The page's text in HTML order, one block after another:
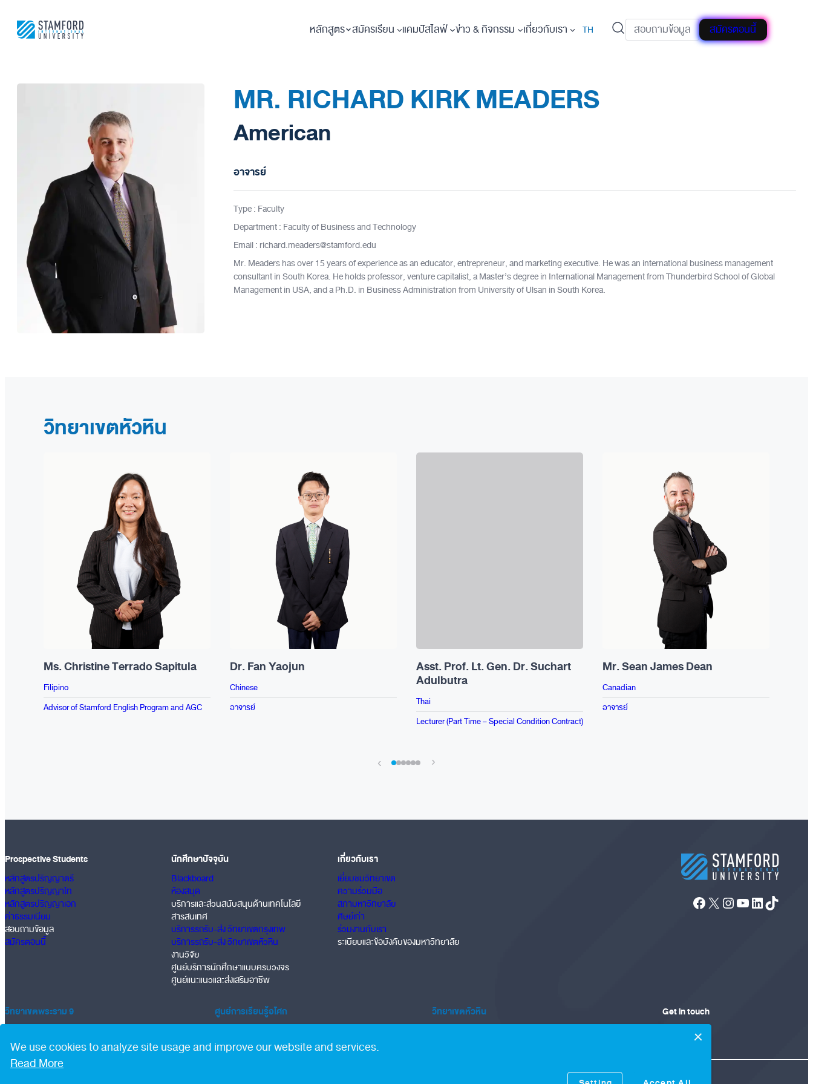
หลักสูตร สมัครเรียน แคมปัสไลฟ์ ข่าว & กิจกรรม เกี่ยวกับเรา TH สอบถามข้อมูล สมัครตอนนี้
MR. RICHARD KIRK MEADERS
American
อาจารย์
Type : Faculty
Department : Faculty of Business and Technology
Email : richard.meaders@stamford.edu
Mr. Meaders has over 15 years of experience as an educator, entrepreneur, and marketing executive. He was an international business management
consultant in South Korea. He holds professor, venture capitalist, a Master’s degree in International Management from Thunderbird School of Global
Management in USA, and a Ph.D. in Business Administration from University of Ulsan in South Korea.
วิทยาเขตหัวหิน
Ms. Christine Terrado Sapitula
Filipino
Advisor of Stamford English Program and AGC
Dr. Fan Yaojun
Chinese
อาจารย์
Asst. Prof. Lt. Gen. Dr. Suchart
Adulbutra
Thai
Lecturer (Part Time – Special Condition Contract)
Mr. Sean James Dean
Canadian
อาจารย์
‹ ›
Prospective Students
หลักสูตรปริญญาตรี
หลักสูตรปริญญาโท
หลักสูตรปริญญาเอก
ค่าธรรมเนียม
สอบถามข้อมูล
สมัครตอนนี้
นักศึกษาปัจจุบัน
Blackboard
ห้องสมุด
บริการและส่วนสนับสนุนด้านเทคโนโลยี
สารสนเทศ
บริการรถรับ-ส่ง วิทยาเขตกรุงเทพ
บริการรถรับ-ส่ง วิทยาเขตหัวหิน
งานวิจัย
ศูนย์บริการนักศึกษาแบบครบวงจร
ศูนย์แนะแนวและส่งเสริมอาชีพ
เกี่ยวกับเรา
เยี่ยมชมวิทยาเขต
ความร่วมมือ
สภามหาวิทยาลัย
ศิษย์เก่า
ร่วมงานกับเรา
ระเบียบและข้อบังคับของมหาวิทยาลัย
Facebook
X Instagram
YouTube
LinkedIn
TikTok
วิทยาเขตพระราม 9 ศูนย์การเรียนรู้อโศก วิทยาเขตหัวหิน Get in touch
+662 769 4000